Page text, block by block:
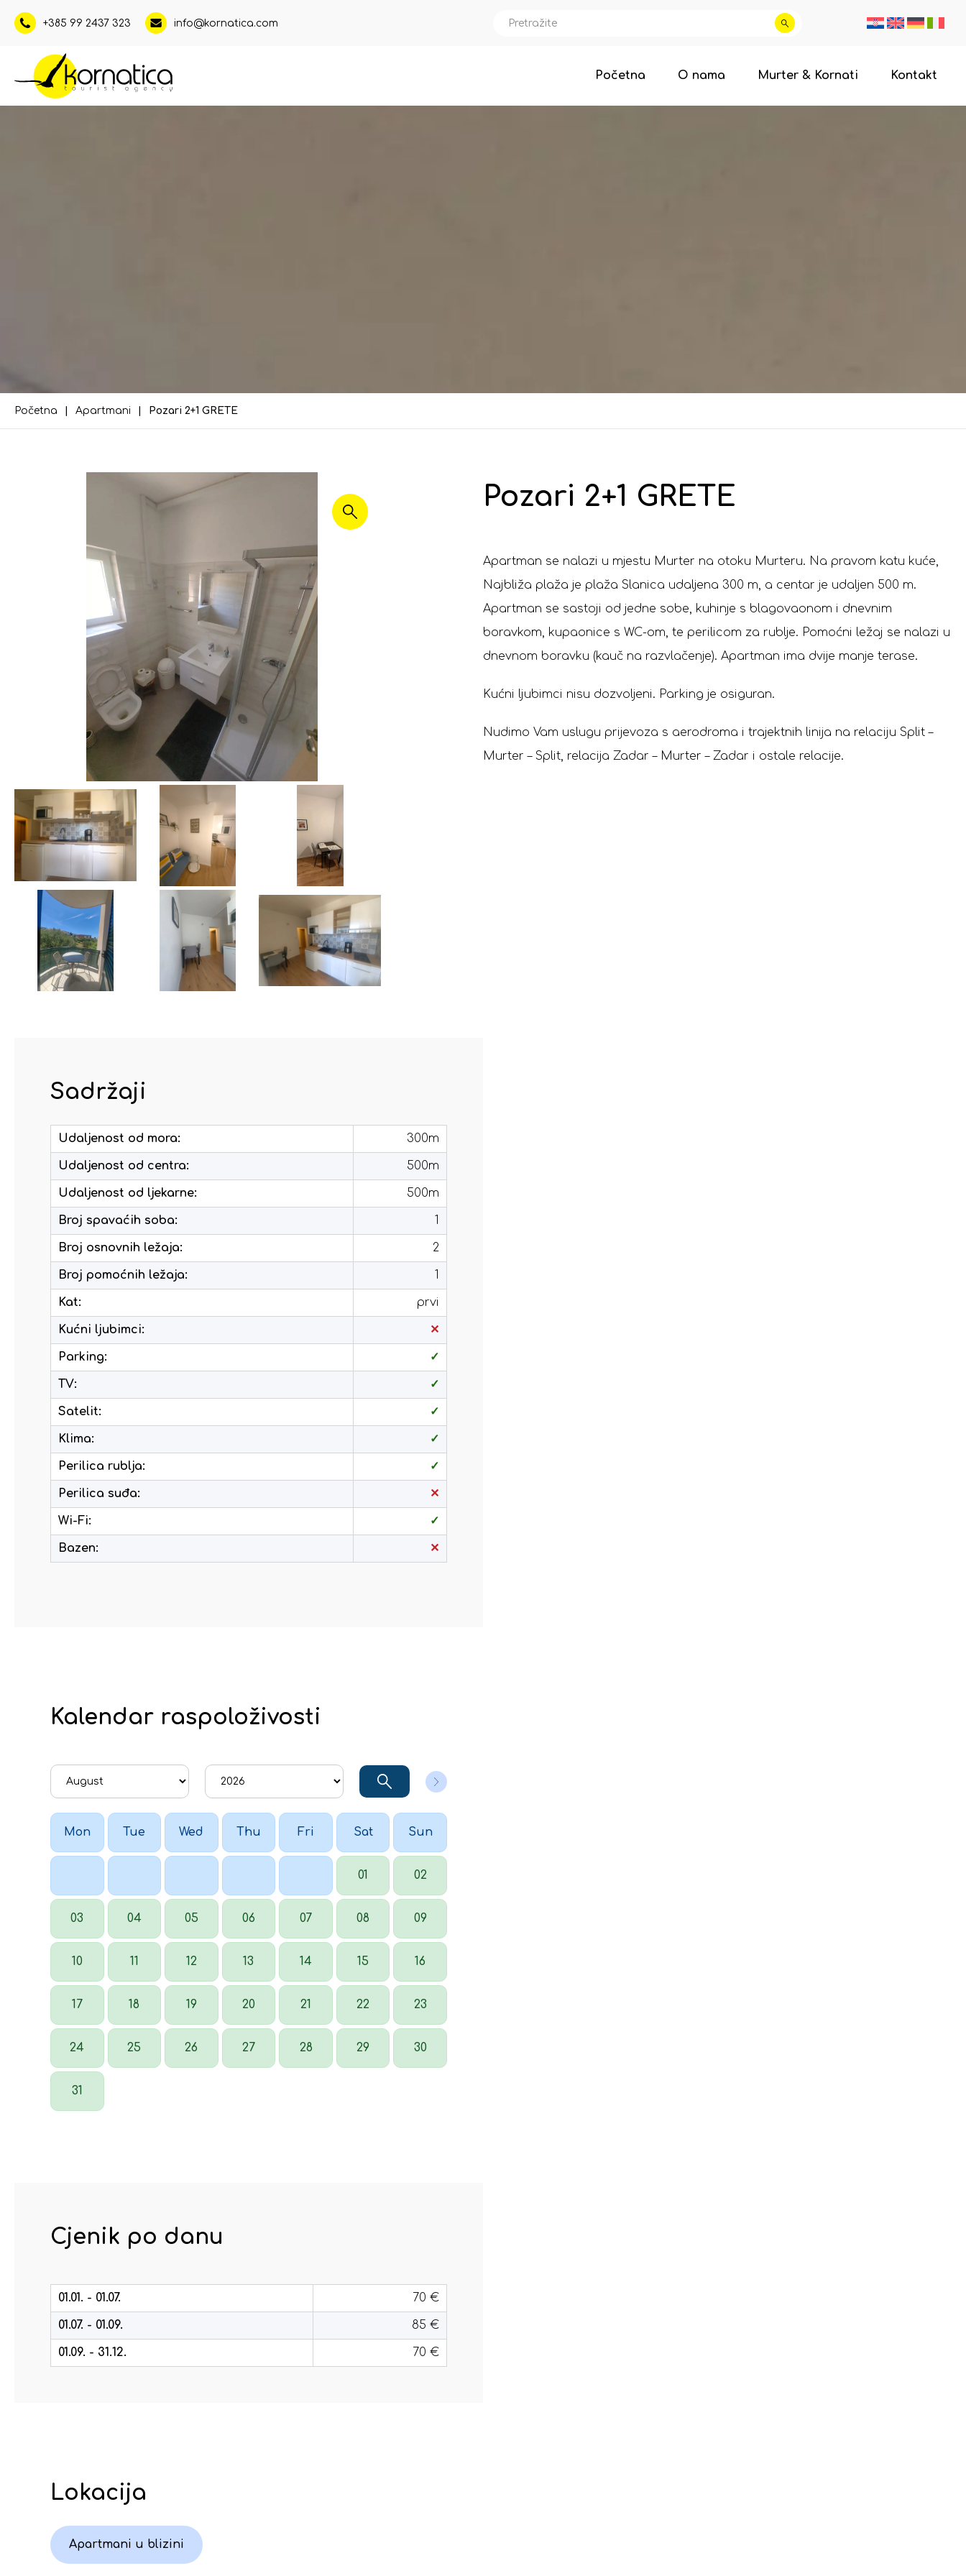
+385 99 2437 323 info@kornatica.com
Početna O nama Murter & Kornati Kontakt
Početna Apartmani Pozari 2+1 GRETE
Pozari 2+1 GRETE
Apartman se nalazi u mjestu Murter na otoku Murteru. Na pravom katu kuće,
Najbliža plaža je plaža Slanica udaljena 300 m, a centar je udaljen 500 m.
Apartman se sastoji od jedne sobe, kuhinje s blagovaonom i dnevnim
boravkom, kupaonice s WC-om, te perilicom za rublje. Pomoćni ležaj se nalazi u
dnevnom boravku (kauč na razvlačenje). Apartman ima dvije manje terase.
Kućni ljubimci nisu dozvoljeni. Parking je osiguran.
Nudimo Vam uslugu prijevoza s aerodroma i trajektnih linija na relaciju Split –
Murter – Split, relacija Zadar – Murter – Zadar i ostale relacije.
Sadržaji
Udaljenost od mora: 300m
Udaljenost od centra: 500m
Udaljenost od ljekarne: 500m
Broj spavaćih soba: 1
Broj osnovnih ležaja: 2
Broj pomoćnih ležaja: 1
Kat: prvi
Kućni ljubimci: ✕
Parking: ✓
TV: ✓
Satelit: ✓
Klima: ✓
Perilica rublja: ✓
Perilica suđa: ✕
Wi-Fi: ✓
Bazen: ✕
Kalendar raspoloživosti
Mon Tue Wed Thu Fri Sat Sun
01 02
03 04 05 06 07 08 09
10 11 12 13 14 15 16
17 18 19 20 21 22 23
24 25 26 27 28 29 30
31
Cjenik po danu
01.01. - 01.07. 70 €
01.07. - 01.09. 85 €
01.09. - 31.12. 70 €
Lokacija
Apartmani u blizini